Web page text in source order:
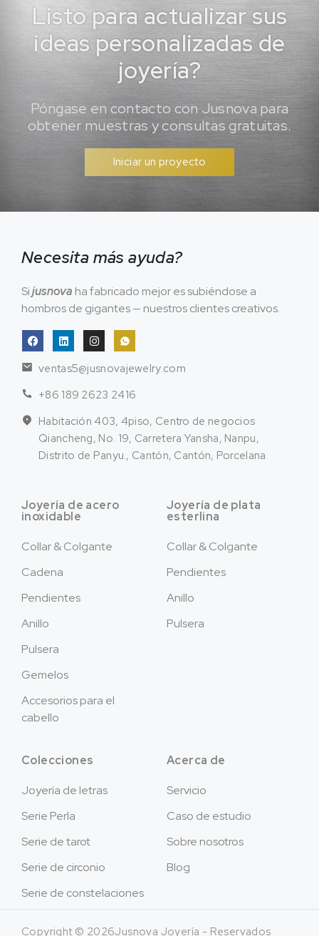
Listo para actualizar sus
ideas personalizadas de
joyería?
Póngase en contacto con Jusnova para
obtener muestras y consultas gratuitas.
Iniciar un proyecto
Necesita más ayuda?
Sijusnova ha fabricado mejor es subiéndose a
hombros de gigantes — nuestros clientes creativos.
ventas5@jusnovajewelry.com
+86 189 2623 2416
Habitación 403, 4piso, Centro de negocios
Qiancheng, No. 19, Carretera Yansha, Nanpu,
Distrito de Panyu., Cantón, Cantón, Porcelana
Joyería de acero
inoxidable
Collar & Colgante
Cadena
Pendientes
Anillo
Pulsera
Gemelos
Accesorios para el
cabello
Joyería de plata
esterlina
Collar & Colgante
Pendientes
Anillo
Pulsera
Colecciones
Joyería de letras
Serie Perla
Serie de tarot
Serie de circonio
Serie de constelaciones
Acerca de
Servicio
Caso de estudio
Sobre nosotros
Blog
Copyright © 2026Jusnova Joyería - Reservados